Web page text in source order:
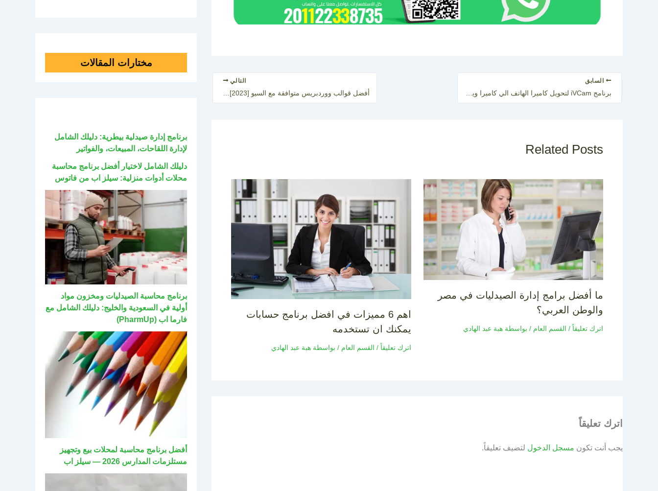
السابق التالي
Related Posts
ما أفضل برامج إدارة الصيدليات في مصر
والوطن العربي؟
اترك تعليقاً / القسم العام / بواسطة هبة عبد الهادي
اهم 6 مميزات في افضل برنامج حسابات
يمكنك ان تستخدمه
اترك تعليقاً / القسم العام / بواسطة هبة عبد الهادي
اترك تعليقاً
يجب أنت تكون مسجل الدخول لتضيف تعليقاً.
مختارات المقالات
برنامج إدارة صيدلية بيطرية: دليلك الشامل
لإدارة اللقاحات، المبيعات، والفواتير
دليلك الشامل لاختيار أفضل برنامج محاسبة
محلات أدوات منزلية: سيلز اب من فاتوس
برنامج محاسبة الصيدليات ومخزون مواد
أولية في السعودية والخليج: دليلك الشامل مع
فارما اب (PharmUp)
أفضل برنامج محاسبة لمحلات بيع وتجهيز
مستلزمات المدارس 2026 — سيلز اب